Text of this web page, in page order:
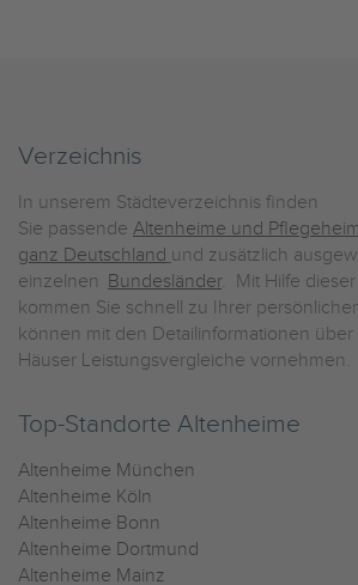
Verzeichnis
In unserem Städteverzeichnis finden
Sie passende Altenheime und
ganz Deutschland und zusätzlich
einzelnen Bundesländer. Mit Hilfe
kommen Sie schnell zu Ihrer
können mit den Detailinformationen
Häuser Leistungsvergleiche vornehmen.
Top-Standorte Altenheime
Altenheime München
Altenheime Köln
Altenheime Bonn
Altenheime Dortmund
Altenheime Mainz